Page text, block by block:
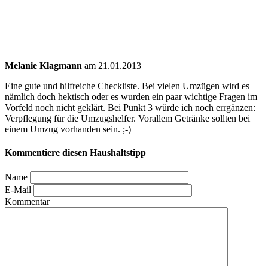
Melanie Klagmann am 21.01.2013
Eine gute und hilfreiche Checkliste. Bei vielen Umzügen wird es
nämlich doch hektisch oder es wurden ein paar wichtige Fragen im
Vorfeld noch nicht geklärt. Bei Punkt 3 würde ich noch errgänzen:
Verpflegung für die Umzugshelfer. Vorallem Getränke sollten bei
einem Umzug vorhanden sein. ;-)
Kommentiere diesen Haushaltstipp
Name
E-Mail
Kommentar